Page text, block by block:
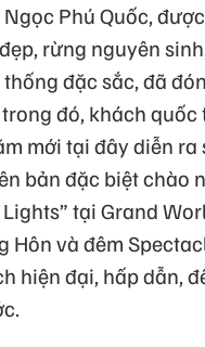
Phú Quốc,
rừng nguyên
đặc sắc, đã
đó, khách
mới tại đây diễn
bản đặc biệt chào
tại Grand
Hôn và đêm
hiện đại, hấp dẫn,